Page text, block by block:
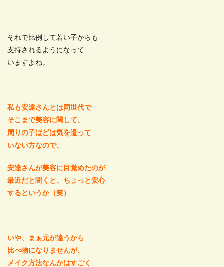
それで比例して若い子からも
支持されるようになって
いますよね。
私も安達さんとは同世代で
そこまで美容に関して、
周りの子ほどは気を遣って
いない方なので、
安達さんが美容に目覚めたのが
最近だと聞くと、ちょっと安心
するというか（笑）
いや、まぁ元が違うから
比べ物になりませんが、
メイク方法なんかはすごく